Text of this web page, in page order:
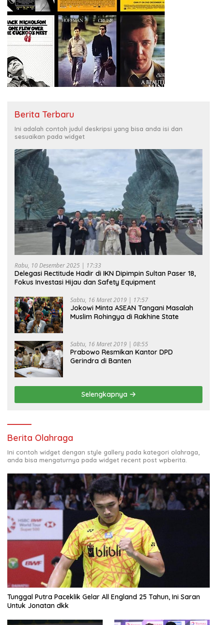
Berita Terbaru
Ini adalah contoh judul deskripsi yang bisa anda isi dan
sesuaikan pada widget
Rabu, 10 Desember 2025 | 17:33
Delegasi Rectitude Hadir di IKN Dipimpin Sultan Paser 18,
Fokus Investasi Hijau dan Safety Equipment
Sabtu, 16 Maret 2019 | 17:57
Jokowi Minta ASEAN Tangani Masalah
Muslim Rohingya di Rakhine State
Sabtu, 16 Maret 2019 | 08:55
Prabowo Resmikan Kantor DPD
Gerindra di Banten
Selengkapnya
Berita Olahraga
Ini contoh widget dengan style gallery pada kategori olahraga,
anda bisa mengaturnya pada widget recent post wpberita.
Tunggal Putra Paceklik Gelar All England 25 Tahun, Ini Saran
Untuk Jonatan dkk